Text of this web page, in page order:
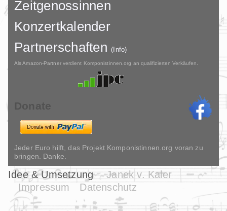
Zeitgenossinnen
Konzertkalender
Partnerschaften(Info)
Als Amazon-Partner verdient Komponistinnen.org an qualifizierten Verkäufen.
Donate
Jeder Euro hilft, das Projekt Komponistinnen.org voran zu
bringen. Danke.
Idee & Umsetzung
Janek v. Kaler
Impressum
Datenschutz